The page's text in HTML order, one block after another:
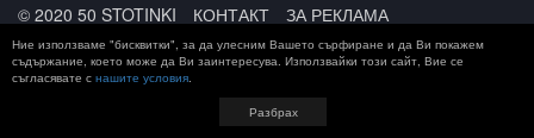
© 2020 50 STOTINKI КОНТАКТ
ЗА РЕКЛАМА
ДОСТАВКА, ЗАПЛАЩАНЕ И ВРЪЩАНЕ
ПОВЕРИТЕЛНОСТ
TERMS AND CONDITIONS
Ние използваме "бисквитки", за да улесним Вашето сърфиране и да Ви покажем
съдържание, което може да Ви заинтересува. Използвайки този сайт, Вие се
съгласявате с нашите условия.
Разбрах